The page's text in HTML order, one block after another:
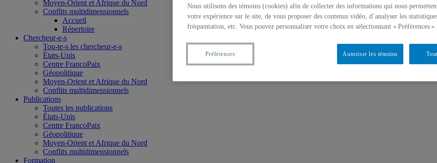
Moyen-Orient et Afrique du Nord
Conflits multidimensionnels
Accueil
Répertoire
Chercheur-e-s
Tou-te-s les chercheur-e-s
États-Unis
Centre FrancoPaix
Géopolitique
Moyen-Orient et Afrique du Nord
Conflits multidimensionnels
Publications
Toutes les publications
États-Unis
Centre FrancoPaix
Géopolitique
Moyen-Orient et Afrique du Nord
Conflits multidimensionnels
Formation
Nous utilisons des témoins (cookies) afin de collecter des informations qui nous
votre expérience sur le site, de vous proposer des contenus vidéo, d’analyser les
fréquentation, etc. Vous pouvez personnaliser votre choix en sélectionnant « Préférences ».
Autoriser les témoins
Préférences